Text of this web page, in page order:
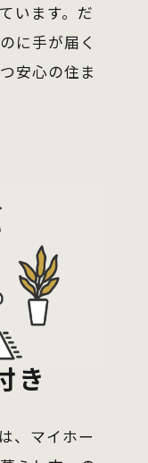
います。だ
に手が届く
安心の住ま
き
、マイホー